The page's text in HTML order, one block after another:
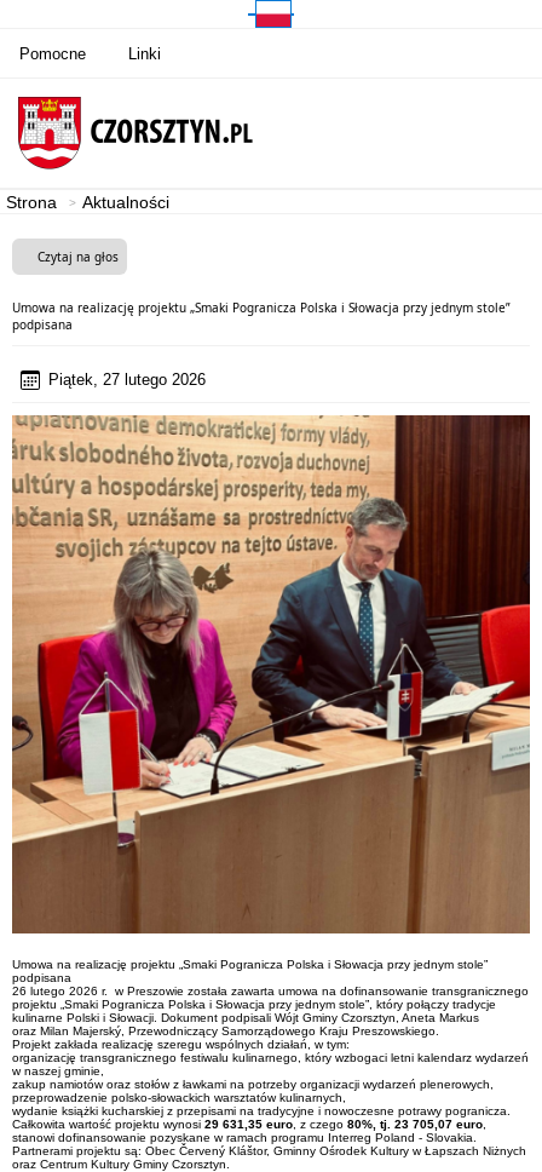
Pomocne Linki
Strona Aktualności
Czytaj na głos
Umowa na realizację projektu „Smaki Pogranicza Polska i Słowacja przy jednym stole”
podpisana
Piątek, 27 lutego 2026
Umowa na realizację projektu „Smaki Pogranicza Polska i Słowacja przy jednym stole”
podpisana
26 lutego 2026 r. w Preszowie została zawarta umowa na dofinansowanie transgranicznego
projektu „Smaki Pogranicza Polska i Słowacja przy jednym stole”, który połączy tradycje
kulinarne Polski i Słowacji. Dokument podpisali Wójt Gminy Czorsztyn, Aneta Markus
oraz Milan Majerský, Przewodniczący Samorządowego Kraju Preszowskiego.
Projekt zakłada realizację szeregu wspólnych działań, w tym:
organizację transgranicznego festiwalu kulinarnego, który wzbogaci letni kalendarz wydarzeń
w naszej gminie,
zakup namiotów oraz stołów z ławkami na potrzeby organizacji wydarzeń plenerowych,
przeprowadzenie polsko-słowackich warsztatów kulinarnych,
wydanie książki kucharskiej z przepisami na tradycyjne i nowoczesne potrawy pogranicza.
Całkowita wartość projektu wynosi 29 631,35 euro , z czego 80%, tj. 23 705,07 euro
stanowi dofinansowanie pozyskane w ramach programu Interreg Poland - Slovakia.
Partnerami projektu są: Obec Červený Kláštor, Gminny Ośrodek Kultury w Łapszach Niżnych
oraz Centrum Kultury Gminy Czorsztyn.